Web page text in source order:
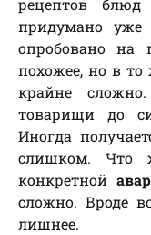
рецептов блюд
придумано уже
опробовано на
похожее, но в то
крайне
товарищи до
Иногда
слишком. Что
конкретной
сложно. Вроде
лишнее.